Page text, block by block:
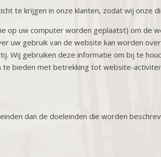
te krijgen in onze klanten, zodat wij onze
op uw computer worden geplaatst) om de
uw gebruik van de website kan worden
Wij gebruiken deze informatie om bij te
bieden met betrekking tot website-
dan de doeleinden die worden